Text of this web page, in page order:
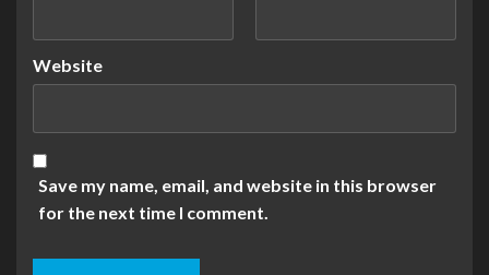
Website
Save my name, email, and website in this browser
for the next time I comment.